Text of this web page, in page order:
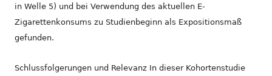
in Welle 5) und bei Verwendung des aktuellen E-
Zigarettenkonsums zu Studienbeginn als Expositionsmaß
gefunden.
Schlussfolgerungen und Relevanz In dieser Kohortenstudie